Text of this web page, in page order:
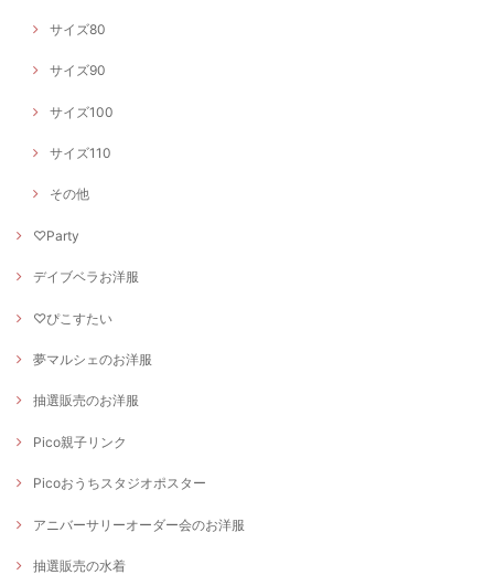
サイズ80
サイズ90
サイズ100
サイズ110
その他
♡Party
デイブベラお洋服
♡ぴこすたい
夢マルシェのお洋服
抽選販売のお洋服
Pico親子リンク
Picoおうちスタジオポスター
アニバーサリーオーダー会のお洋服
抽選販売の水着